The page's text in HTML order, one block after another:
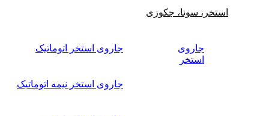
استخر، سونا، جکوزی
جاروی
استخر
جاروی استخر اتوماتیک
جاروی استخر نیمه اتوماتیک